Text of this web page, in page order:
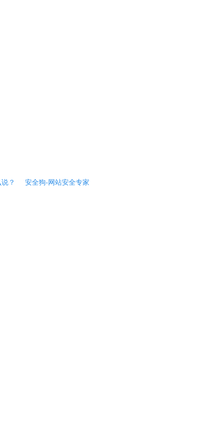
？ 安全狗-网站安全专家